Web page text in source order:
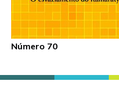
Número 70